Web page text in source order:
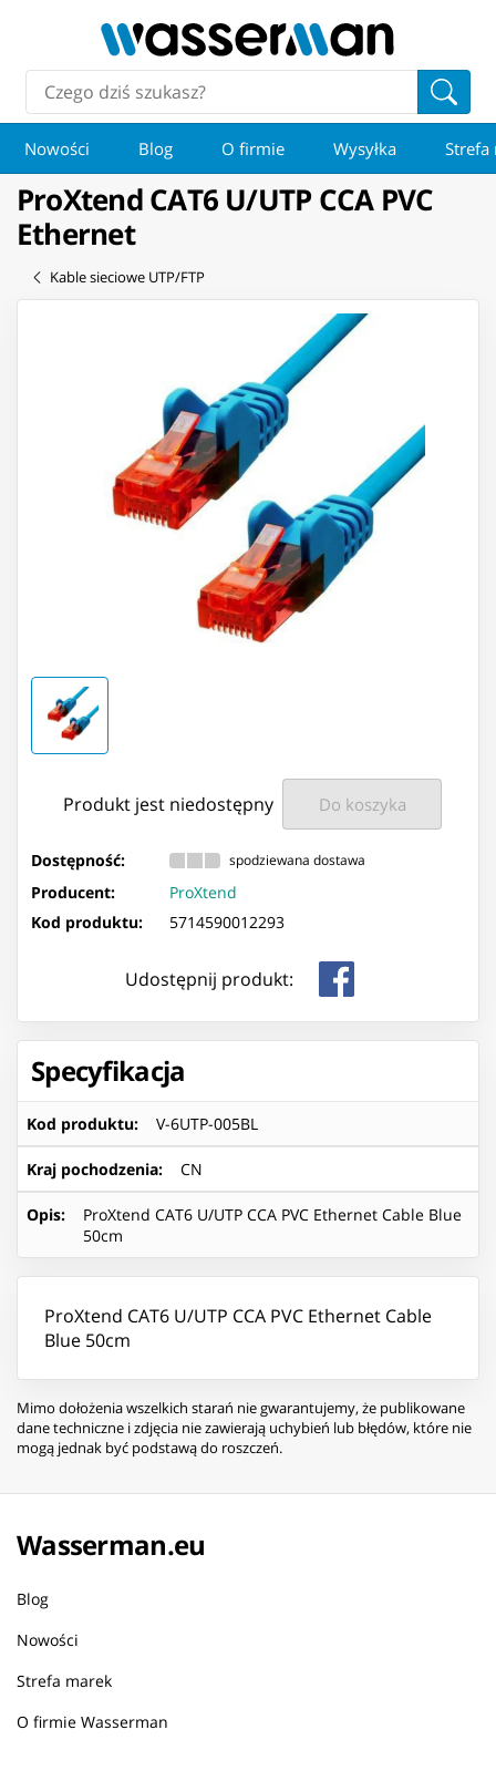
Nowości Blog O firmie Wysyłka Strefa
ProXtend CAT6 U/UTP CCA PVC
Ethernet
Kable sieciowe UTP/FTP
Produkt jest niedostępny Do koszyka
Dostępność: spodziewana dostawa
Producent:
ProXtend
Kod produktu:
5714590012293
Udostępnij produkt:
Specyfikacja
Kod produktu: V-6UTP-005BL
Kraj pochodzenia: CN
Opis:
ProXtend CAT6 U/UTP CCA PVC Ethernet Cable Blue
50cm
ProXtend CAT6 U/UTP CCA PVC Ethernet Cable
Blue 50cm
Mimo dołożenia wszelkich starań nie gwarantujemy, że publikowane
dane techniczne i zdjęcia nie zawierają uchybień lub błędów, które nie
mogą jednak być podstawą do roszczeń.
Wasserman.eu
Blog
Nowości
Strefa marek
O firmie Wasserman